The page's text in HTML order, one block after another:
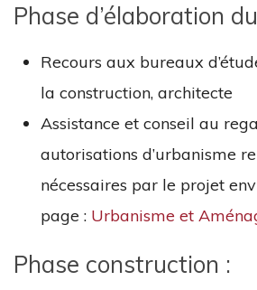
Phase d’élaboration
Recours aux bureaux
la construction, architecte
Assistance et conseil au
autorisations d’urbanisme
nécessaires par le projet
page : Urbanisme et
Phase construction :